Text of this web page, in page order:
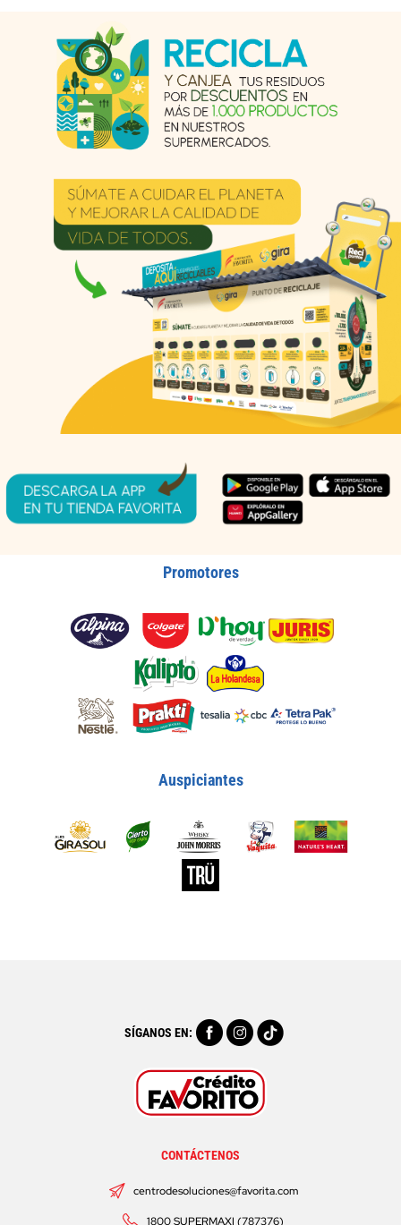
Promotores
Auspiciantes
SÍGANOS EN:
CONTÁCTENOS
centrodesoluciones@favorita.com
1800 SUPERMAXI (787376)